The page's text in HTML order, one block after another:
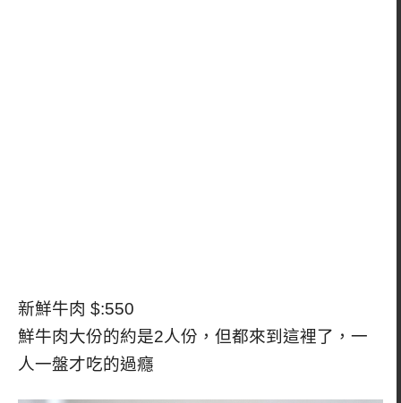
新鮮牛肉 $:550
鮮牛肉大份的約是2人份，但都來到這裡了，一
人一盤才吃的過癮